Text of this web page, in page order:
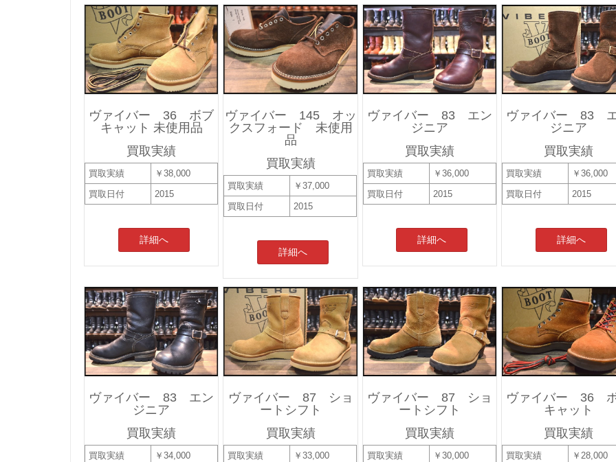
ヴァイバー 36 ボブ
キャット 未使用品
買取実績
買取実績
￥38,000
買取日付
2015
詳細へ
ヴァイバー 145 オッ
クスフォード 未使用
品
買取実績
買取実績
￥37,000
買取日付
2015
詳細へ
ヴァイバー 83 エン
ジニア
買取実績
買取実績
￥36,000
買取日付
2015
詳細へ
ヴァイバー 83
ジニア
買取実績
買取実績
￥36,000
買取日付
2015
詳細へ
ヴァイバー 83 エン
ジニア
買取実績
買取実績
￥34,000
ヴァイバー 87 ショ
ートシフト
買取実績
買取実績
￥33,000
ヴァイバー 87 ショ
ートシフト
買取実績
買取実績
￥30,000
ヴァイバー 36
キャット
買取実績
買取実績
￥28,000